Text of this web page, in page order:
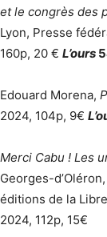
et le congrès des
Lyon, Presse
160p, 20 € L’ours
Edouard Morena,
2024, 104p, 9€
Merci Cabu ! Les
Georges-
éditions de la
2024, 112p, 15€